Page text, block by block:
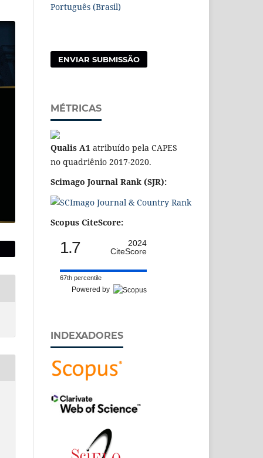
Português (Brasil)
ENVIAR SUBMISSÃO
MÉTRICAS
Qualis A1 atribuído pela CAPES
no quadriênio 2017-2020.
Scimago Journal Rank (SJR):
Scopus CiteScore:
1.7
2024
CiteScore
67th percentile
Powered by
INDEXADORES